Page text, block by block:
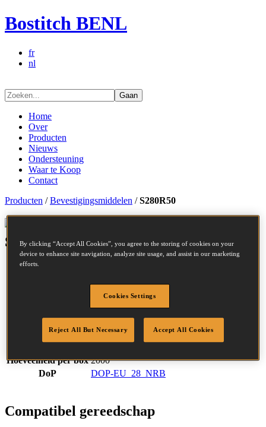
Bostitch BENL
fr
nl
Gaan
Home
Over
Producten
Nieuws
Ondersteuning
Waar te Koop
Contact
Producten /Bevestigingsmiddelen /S280R50
S280R50
SKU
STICK NAIL 2.80-50 RING 2M
2.8 mm
7.5 mm
Lengte
50 mm
Profiel
Ring
Hoeveelheid per box 2000
DoP
DOP-EU_28_NRB
Compatibel gereedschap
By clicking “Accept All Cookies”, you agree to the storing of cookies on your
device to enhance site navigation, analyze site usage, and assist in our marketing
efforts.
Cookies Settings
Reject All But Necessary Accept All Cookies